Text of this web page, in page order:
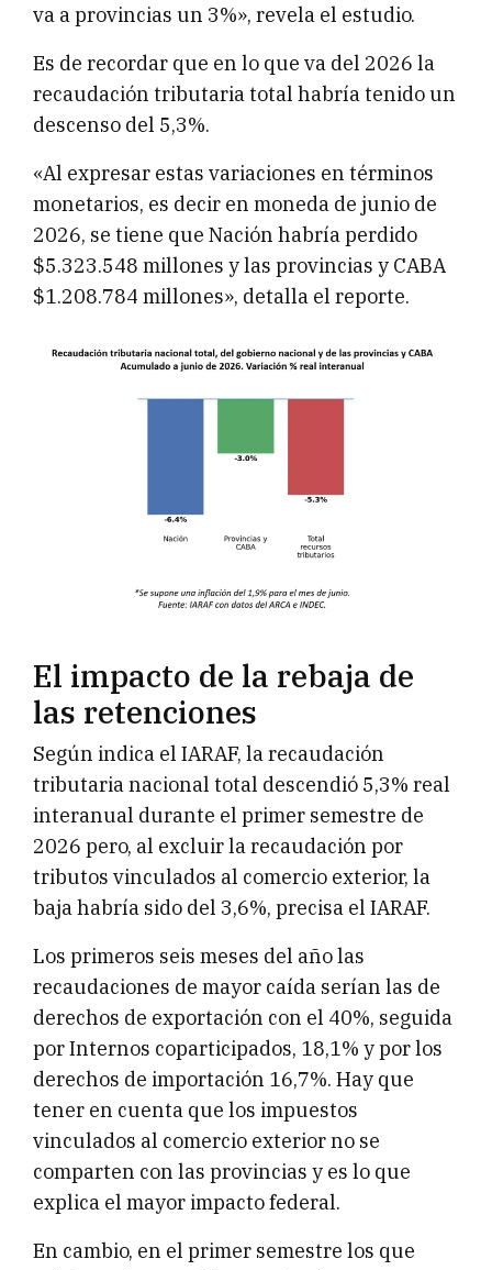
va a provincias un 3%», revela el estudio.
Es de recordar que en lo que va del 2026 la
recaudación tributaria total habría tenido un
descenso del 5,3%.
«Al expresar estas variaciones en términos
monetarios, es decir en moneda de junio de
2026, se tiene que Nación habría perdido
$5.323.548 millones y las provincias y CABA
$1.208.784 millones», detalla el reporte.
El impacto de la rebaja de
las retenciones
Según indica el IARAF, la recaudación
tributaria nacional total descendió 5,3% real
interanual durante el primer semestre de
2026 pero, al excluir la recaudación por
tributos vinculados al comercio exterior, la
baja habría sido del 3,6%, precisa el IARAF.
Los primeros seis meses del año las
recaudaciones de mayor caída serían las de
derechos de exportación con el 40%, seguida
por Internos coparticipados, 18,1% y por los
derechos de importación 16,7%. Hay que
tener en cuenta que los impuestos
vinculados al comercio exterior no se
comparten con las provincias y es lo que
explica el mayor impacto federal.
En cambio, en el primer semestre los que